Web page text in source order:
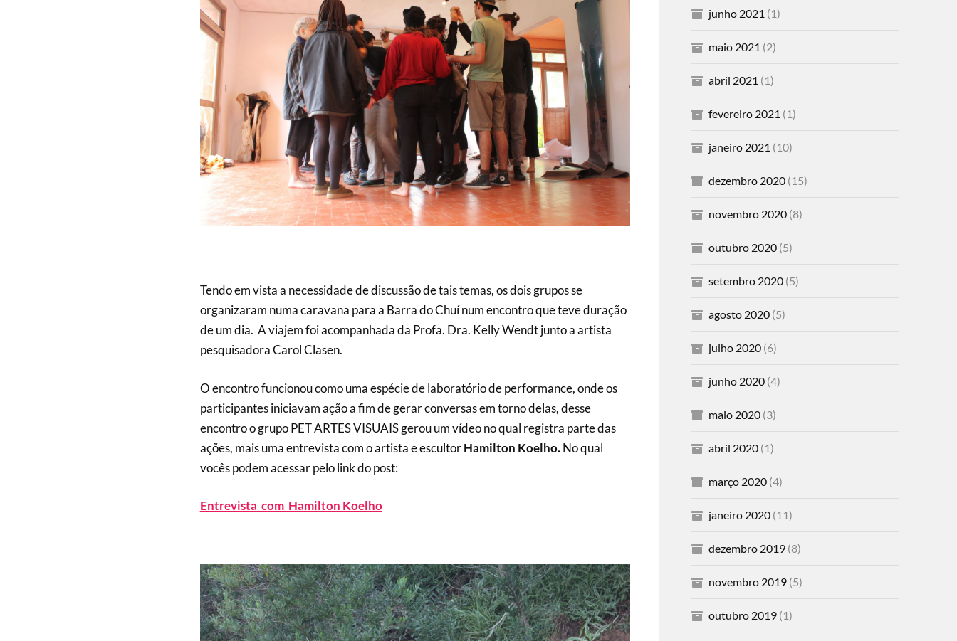
Tendo em vista a necessidade de discussão de tais temas, os dois grupos se
organizaram numa caravana para a Barra do Chuí num encontro que teve duração
de um dia. A viajem foi acompanhada da Profa. Dra. Kelly Wendt junto a artista
pesquisadora Carol Clasen.
O encontro funcionou como uma espécie de laboratório de performance, onde os
participantes iniciavam ação a fim de gerar conversas em torno delas, desse
encontro o grupo PET ARTES VISUAIS gerou um vídeo no qual registra parte das
ações, mais uma entrevista com o artista e escultorHamilton Koelho.No qual
vocês podem acessar pelo link do post:
Entrevista com Hamilton Koelho
junho 2021 (1)
maio 2021 (2)
abril 2021 (1)
fevereiro 2021 (1)
janeiro 2021 (10)
dezembro 2020(15)
novembro 2020(8)
outubro 2020(5)
setembro 2020(5)
agosto 2020(5)
julho 2020(6)
junho 2020(4)
maio 2020(3)
abril 2020(1)
março 2020(4)
janeiro 2020(11)
dezembro 2019(8)
novembro 2019(5)
outubro 2019(1)